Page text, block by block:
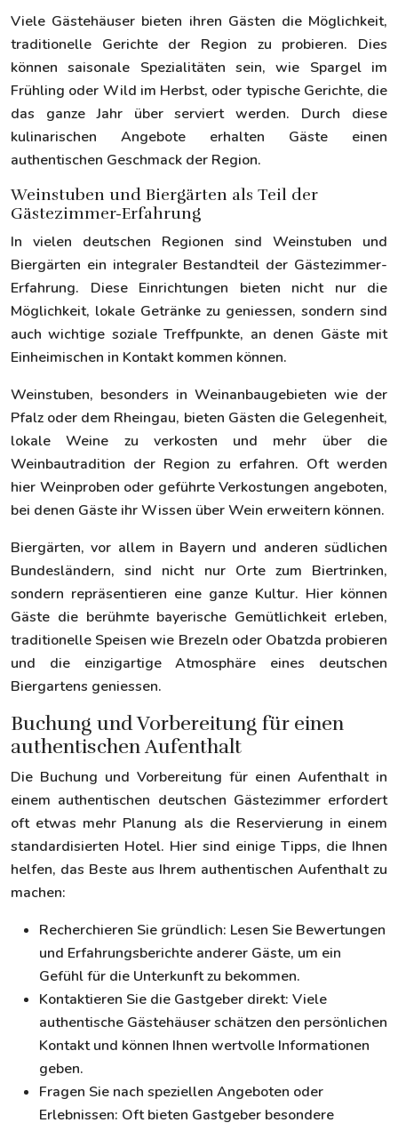
Viele Gästehäuser bieten ihren Gästen die Möglichkeit,
traditionelle Gerichte der Region zu probieren. Dies
können saisonale Spezialitäten sein, wie Spargel im
Frühling oder Wild im Herbst, oder typische Gerichte, die
das ganze Jahr über serviert werden. Durch diese
kulinarischen Angebote erhalten Gäste einen
authentischen Geschmack der Region.
Weinstuben und Biergärten als Teil der
Gästezimmer-Erfahrung
In vielen deutschen Regionen sind Weinstuben und
Biergärten ein integraler Bestandteil der Gästezimmer-
Erfahrung. Diese Einrichtungen bieten nicht nur die
Möglichkeit, lokale Getränke zu geniessen, sondern sind
auch wichtige soziale Treffpunkte, an denen Gäste mit
Einheimischen in Kontakt kommen können.
Weinstuben, besonders in Weinanbaugebieten wie der
Pfalz oder dem Rheingau, bieten Gästen die Gelegenheit,
lokale Weine zu verkosten und mehr über die
Weinbautradition der Region zu erfahren. Oft werden
hier Weinproben oder geführte Verkostungen angeboten,
bei denen Gäste ihr Wissen über Wein erweitern können.
Biergärten, vor allem in Bayern und anderen südlichen
Bundesländern, sind nicht nur Orte zum Biertrinken,
sondern repräsentieren eine ganze Kultur. Hier können
Gäste die berühmte bayerische Gemütlichkeit erleben,
traditionelle Speisen wie Brezeln oder Obatzda probieren
und die einzigartige Atmosphäre eines deutschen
Biergartens geniessen.
Buchung und Vorbereitung für einen
authentischen Aufenthalt
Die Buchung und Vorbereitung für einen Aufenthalt in
einem authentischen deutschen Gästezimmer erfordert
oft etwas mehr Planung als die Reservierung in einem
standardisierten Hotel. Hier sind einige Tipps, die Ihnen
helfen, das Beste aus Ihrem authentischen Aufenthalt zu
machen:
Recherchieren Sie gründlich: Lesen Sie Bewertungen
und Erfahrungsberichte anderer Gäste, um ein
Gefühl für die Unterkunft zu bekommen.
Kontaktieren Sie die Gastgeber direkt: Viele
authentische Gästehäuser schätzen den persönlichen
Kontakt und können Ihnen wertvolle Informationen
geben.
Fragen Sie nach speziellen Angeboten oder
Erlebnissen: Oft bieten Gastgeber besondere